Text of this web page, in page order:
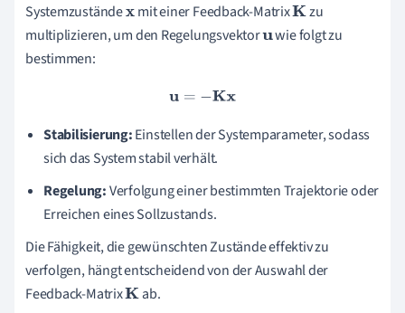
Systemzuständex mit einer Feedback-MatrixK zu
multiplizieren, um den Regelungsvektoruwie folgt zu
bestimmen:
u= −Kx
Stabilisierung:Einstellen der Systemparameter, sodass
sich das System stabil verhält.
Regelung:Verfolgung einer bestimmten Trajektorie oder
Erreichen eines Sollzustands.
Die Fähigkeit, die gewünschten Zustände effektiv zu
verfolgen, hängt entscheidend von der Auswahl der
Feedback-MatrixK ab.